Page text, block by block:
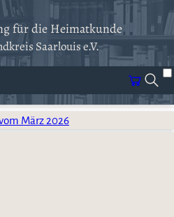
für die Heimatkunde
Saarlouis e.V.
März 2026